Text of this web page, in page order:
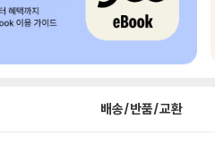
배송/반품/교환